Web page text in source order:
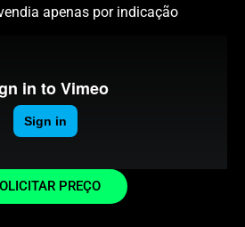
apenas por indicação
PREÇO